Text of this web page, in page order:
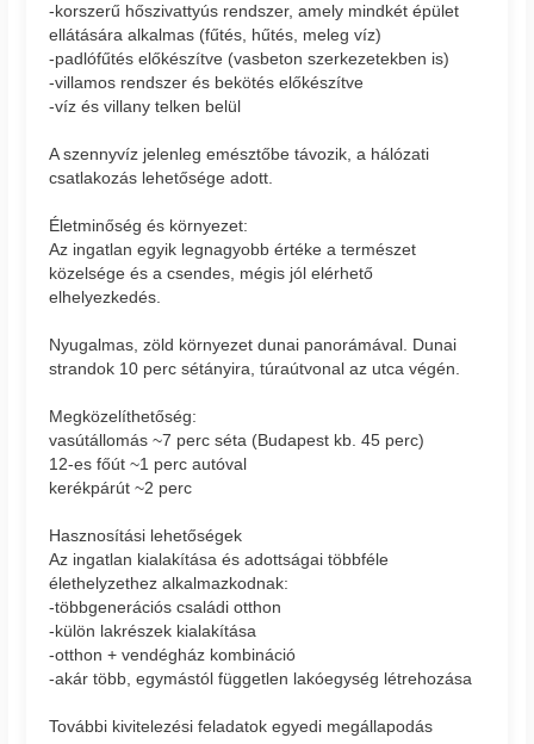
-korszerű hőszivattyús rendszer, amely mindkét épület
ellátására alkalmas (fűtés, hűtés, meleg víz)
-padlófűtés előkészítve (vasbeton szerkezetekben is)
-villamos rendszer és bekötés előkészítve
-víz és villany telken belül
A szennyvíz jelenleg emésztőbe távozik, a hálózati
csatlakozás lehetősége adott.
Életminőség és környezet:
Az ingatlan egyik legnagyobb értéke a természet
közelsége és a csendes, mégis jól elérhető
elhelyezkedés.
Nyugalmas, zöld környezet dunai panorámával. Dunai
strandok 10 perc sétányira, túraútvonal az utca végén.
Megközelíthetőség:
vasútállomás ~7 perc séta (Budapest kb. 45 perc)
12-es főút ~1 perc autóval
kerékpárút ~2 perc
Hasznosítási lehetőségek
Az ingatlan kialakítása és adottságai többféle
élethelyzethez alkalmazkodnak:
-többgenerációs családi otthon
-külön lakrészek kialakítása
-otthon + vendégház kombináció
-akár több, egymástól független lakóegység létrehozása
További kivitelezési feladatok egyedi megállapodás